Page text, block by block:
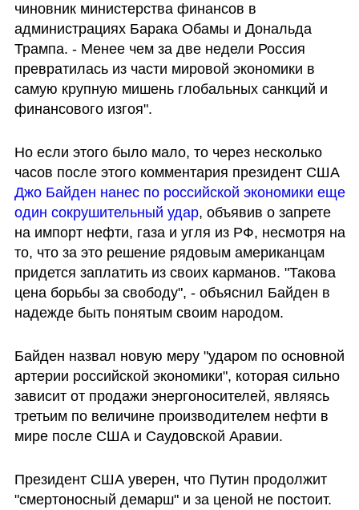
чиновник министерства финансов в
администрациях Барака Обамы и Дональда
Трампа. - Менее чем за две недели Россия
превратилась из части мировой экономики в
самую крупную мишень глобальных санкций и
финансового изгоя".
Но если этого было мало, то через несколько
часов после этого комментария президент США
Джо Байден нанес по российской экономики еще
один сокрушительный удар, объявив о запрете
на импорт нефти, газа и угля из РФ, несмотря на
то, что за это решение рядовым американцам
придется заплатить из своих карманов. "Такова
цена борьбы за свободу", - объяснил Байден в
надежде быть понятым своим народом.
Байден назвал новую меру "ударом по основной
артерии российской экономики", которая сильно
зависит от продажи энергоносителей, являясь
третьим по величине производителем нефти в
мире после США и Саудовской Аравии.
Президент США уверен, что Путин продолжит
"смертоносный демарш" и за ценой не постоит.